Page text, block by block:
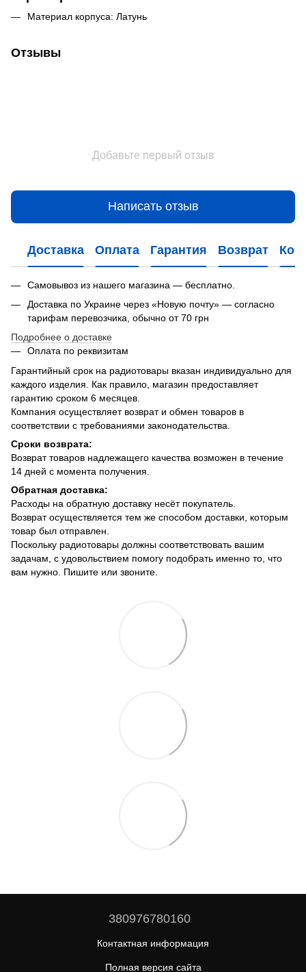
Материал корпуса: Латунь
Отзывы
Добавьте первый отзыв
Написать отзыв
Доставка Оплата Гарантия Возврат
Самовывоз из нашего магазина — бесплатно.
Доставка по Украине через «Новую почту» — согласно
тарифам перевозчика, обычно от 70 грн
Подробнее о доставке
Оплата по реквизитам
Гарантийный срок на радиотовары вказан индивидуально для
каждого изделия. Как правило, магазин предоставляет
гарантию сроком 6 месяцев.
Компания осуществляет возврат и обмен товаров в
соответствии с требованиями законодательства.
Сроки возврата:
Возврат товаров надлежащего качества возможен в течение
14 дней с момента получения.
Обратная доставка:
Расходы на обратную доставку несёт покупатель.
Возврат осуществляется тем же способом доставки, которым
товар был отправлен.
Поскольку радиотовары должны соответствовать вашим
задачам, с удовольствием помогу подобрать именно то, что
вам нужно. Пишите или звоните.
380976780160
Контактная информация
Полная версия сайта